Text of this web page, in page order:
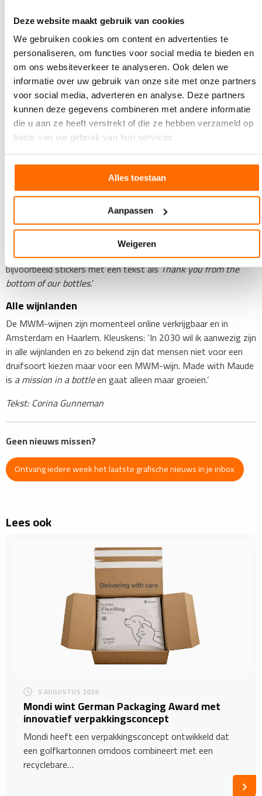
Deze website maakt gebruik van cookies
We gebruiken cookies om content en advertenties te
personaliseren, om functies voor social media te bieden en
om ons websiteverkeer te analyseren. Ook delen we
informatie over uw gebruik van onze site met onze partners
voor social media, adverteren en analyse. Deze partners
kunnen deze gegevens combineren met andere informatie
die u aan ze heeft verstrekt of die ze hebben verzameld op
basis van uw gebruik van hun services.
Alles toestaan
Aanpassen
Weigeren
Op het label van de alcoholvrije wijnen staancelebrating life
sharing stories
centraal. ‘De gezichten geven expressie aan de
vrouw en tonen het bruisende karakter van de wijn. Bij de
alcoholhoudende wijnen hebben de quotes verschillende
typografieën en ongewoon lekkere kleuren voor de
wijncategorie, omdat deze echt moeten raken’, aldus La
Housse. ‘Het gouden stickertje is een soort
movementkeurmerk. Het stickertje en de 0.5-wijnwaarde
hebben een metallicje en zijn geëmbossed. Het logo en de
teksten zijn eveneens geëmbossed. Dit maakt de kwaliteit die
bij deze categorie hoort, voelbaar.’
De exclusieve witte wijn heeft een losse wikkel met daarin
Patricia’s verhaal. ‘Deze wikkel kunnen we custome made
maken. Het beeld en de kleur kunnen we aanpassen, terwijl de
binnenkant hetzelfde blijft’, vertelt La Housse. ‘Luchtigheid
loopt als een rode draad door de hele collectie. We hebben
bijvoorbeeld stickers met een tekst alsThank you from the
bottom of our bottles.’
Alle wijnlanden
De MWM-wijnen zijn momenteel online verkrijgbaar en in
Amsterdam en Haarlem. Kleuskens: ‘In 2030 wil ik aanwezig zijn
in alle wijnlanden en zo bekend zijn dat mensen niet voor een
druifsoort kiezen maar voor een MWM-wijn. Made with Maude
is a mission in a bottleen gaat alleen maar groeien.’
Tekst: Corina Gunneman
Geen nieuws missen?
Ontvang iedere week het laatste grafische nieuws in je inbox
Lees ook
5 AUGUSTUS 2026
Mondi wint German Packaging Award met
innovatief verpakkingsconcept
Mondi heeft een verpakkingsconcept ontwikkeld dat
een golfkartonnen omdoos combineert met een
recyclebare…